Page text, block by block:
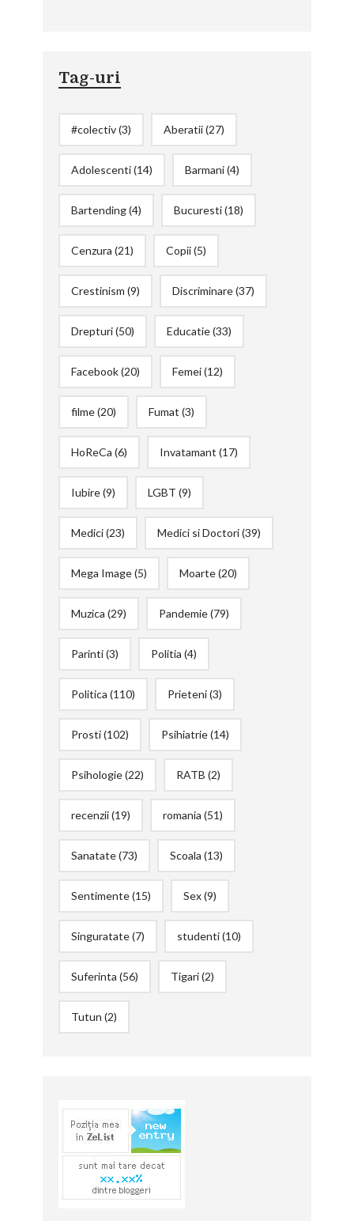
Tag-uri
#colectiv(3) Aberatii(27)
Adolescenti(14) Barmani(4)
Bartending(4) Bucuresti(18)
Cenzura (21) Copii(5)
Crestinism (9) Discriminare(37)
Drepturi(50) Educatie(33)
Facebook(20) Femei(12)
filme(20) Fumat (3)
HoReCa (6) Invatamant (17)
Iubire(9) LGBT (9)
Medici(23) Medici si Doctori(39)
Mega Image(5) Moarte(20)
Muzica (29) Pandemie(79)
Parinti(3) Politia (4)
Politica (110) Prieteni(3)
Prosti(102) Psihiatrie(14)
Psihologie(22) RATB (2)
recenzii(19) romania (51)
Sanatate(73) Scoala (13)
Sentimente(15) Sex(9)
Singuratate(7) studenti(10)
Suferinta (56) Tigari(2)
Tutun (2)